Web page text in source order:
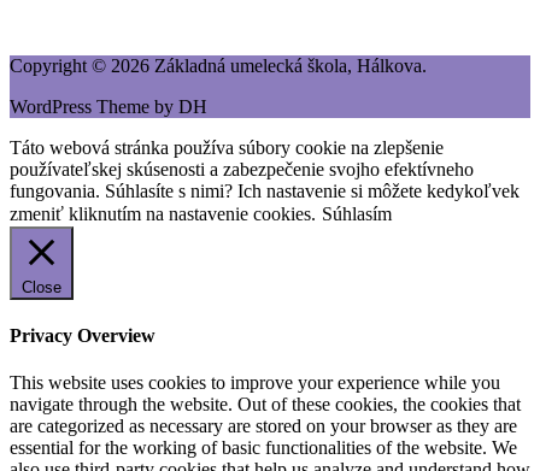
Copyright © 2026 Základná umelecká škola, Hálkova.
WordPress Theme by DH
Táto webová stránka používa súbory cookie na zlepšenie
používateľskej skúsenosti a zabezpečenie svojho efektívneho
fungovania. Súhlasíte s nimi? Ich nastavenie si môžete kedykoľvek
zmeniť kliknutím na nastavenie cookies. Súhlasím
Close
Privacy Overview
This website uses cookies to improve your experience while you
navigate through the website. Out of these cookies, the cookies that
are categorized as necessary are stored on your browser as they are
essential for the working of basic functionalities of the website. We